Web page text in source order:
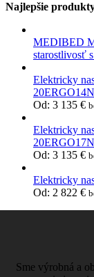
Najlepšie
MEDIBED
starostlivosť
Elektricky
20ERGO14N
Od: 3 135 €
Elektricky
20ERGO17N
Od: 3 135 €
Elektricky
Od: 2 822 €
Sme výrobná a